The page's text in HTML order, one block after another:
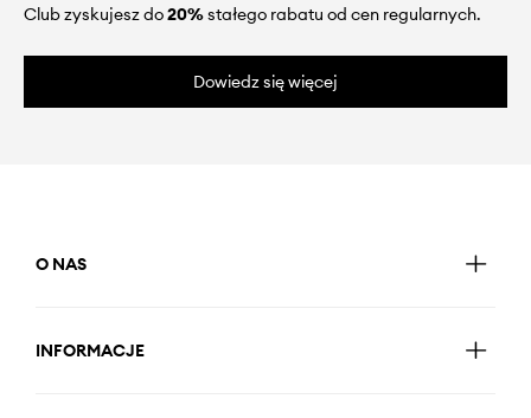
Club zyskujesz do20%stałego rabatu od cen regularnych.
Dowiedz się więcej
O NAS
INFORMACJE